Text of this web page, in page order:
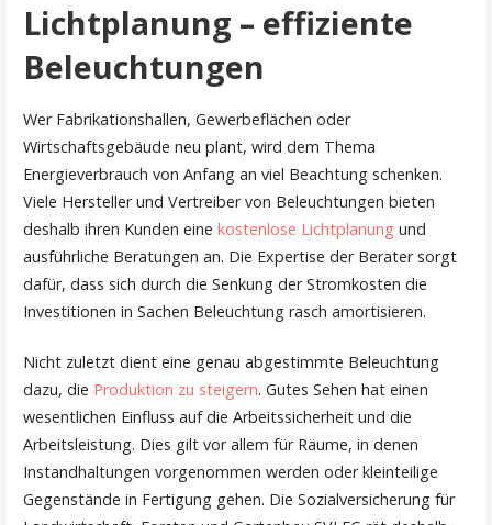
Lichtplanung – effiziente
Beleuchtungen
Wer Fabrikationshallen, Gewerbeflächen oder
Wirtschaftsgebäude neu plant, wird dem Thema
Energieverbrauch von Anfang an viel Beachtung schenken.
Viele Hersteller und Vertreiber von Beleuchtungen bieten
deshalb ihren Kunden eine kostenlose Lichtplanung und
ausführliche Beratungen an. Die Expertise der Berater sorgt
dafür, dass sich durch die Senkung der Stromkosten die
Investitionen in Sachen Beleuchtung rasch amortisieren.
Nicht zuletzt dient eine genau abgestimmte Beleuchtung
dazu, die Produktion zu steigern. Gutes Sehen hat einen
wesentlichen Einfluss auf die Arbeitssicherheit und die
Arbeitsleistung. Dies gilt vor allem für Räume, in denen
Instandhaltungen vorgenommen werden oder kleinteilige
Gegenstände in Fertigung gehen. Die Sozialversicherung für